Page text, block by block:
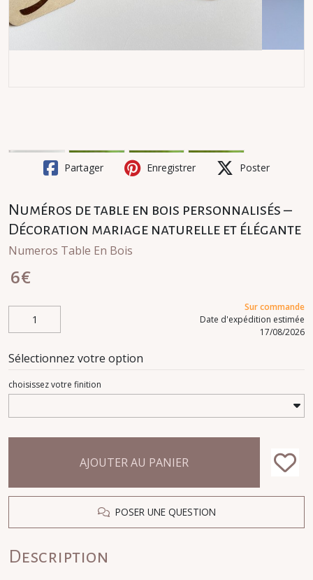
Partager Enregistrer Poster
Numéros de table en bois personnalisés –
Décoration mariage naturelle et élégante
Numeros Table En Bois
6€
Sur commande
Date d'expédition estimée
17/08/2026
Sélectionnez votre option
choisissez votre finition
AJOUTER AU PANIER
POSER UNE QUESTION
Description